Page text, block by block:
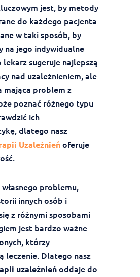
jest, by metody
do każdego pacjenta
w taki sposób, by
na jego indywidualne
lekarz sugeruje najlepszą
nad uzależnieniem, ale
mająca problem z
poznać różnego typu
ich
dlatego nasz
Uzależnieńoferuje
problemu,
innych osób i
z różnymi sposobami
jest bardzo ważne
którzy
leczenie. Dlatego nasz
uzależnieńoddaje do